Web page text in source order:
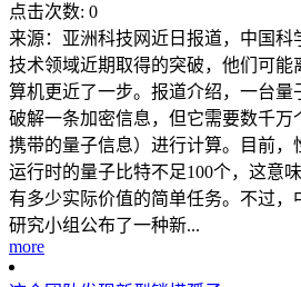
点击次数: 0
来源：亚洲科技网近日报道，中国
技术领域近期取得的突破，他们可能
算机更近了一步。报道介绍，一台量
破解一条加密信息，但它需要数千万
携带的量子信息）进行计算。目前，
运行时的量子比特不足100个，这意
有多少实际价值的简单任务。不过，
研究小组公布了一种新...
more